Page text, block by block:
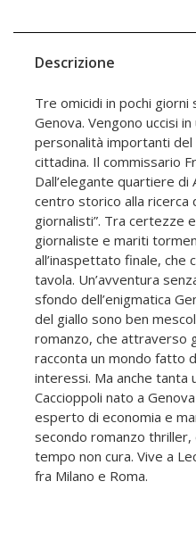
Descrizione
Tre omicidi in pochi giorni
Genova. Vengono uccisi
personalità importanti del
cittadina. Il commissario
Dall’elegante quartiere di
centro storico alla ricerca
giornalisti”. Tra certezze
giornaliste e mariti
all’inaspettato finale, che
tavola. Un’avventura
sfondo dell’enigmatica
del giallo sono ben
romanzo, che attraverso
racconta un mondo fatto
interessi. Ma anche tanta
Caccioppoli nato a
esperto di economia e
secondo romanzo thriller,
tempo non cura. Vive a
fra Milano e Roma.